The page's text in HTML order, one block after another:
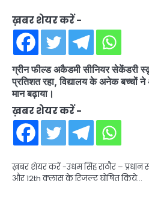
ख़बर शेयर करें -
ग्रीन फील्ड अकैडमी सीनियर सेकेंडरी
प्रतिशत रहा, विद्यालय के अनेक बच्चों
मान बढ़ाया।
ख़बर शेयर करें -
ख़बर शेयर करें -उधम सिंह राठौर – प्रधान
और 12th क्लास के रिजल्ट घोषित किये…